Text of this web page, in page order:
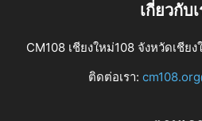
เกี่ยวกับ
CM108 เชียงใหม่108 จังหวัดเชีย
ติดต่อเรา: